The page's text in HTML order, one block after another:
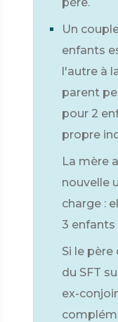
Un
enfants
l'autre à
parent
pour 2
propre
La mère
nouvelle
charge :
3 enfants
Si le
du SFT
ex-